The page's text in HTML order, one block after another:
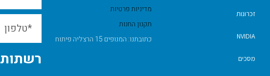
זכרונות
NVIDIA
מסכים
מדיניות פרטיות
תקנון החנות
כתובתנו: המנופים 15 הרצליה פיתוח
רשתות